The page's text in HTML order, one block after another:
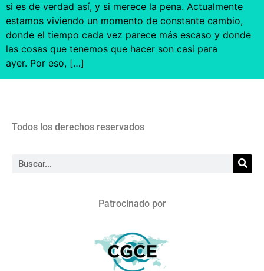
si es de verdad así, y si merece la pena. Actualmente
estamos viviendo un momento de constante cambio,
donde el tiempo cada vez parece más escaso y donde
las cosas que tenemos que hacer son casi para
ayer. Por eso, […]
Todos los derechos reservados
Patrocinado por